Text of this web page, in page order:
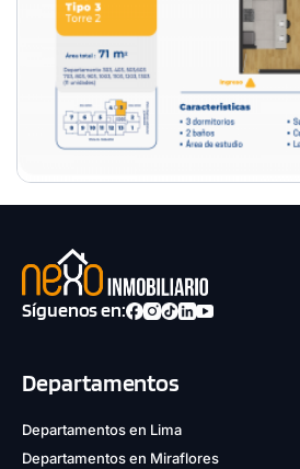
Síguenos en:
Departamentos
Departamentos en Lima
Departamentos en Miraflores